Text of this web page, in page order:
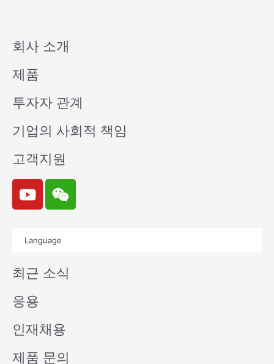
회사 소개
제품
투자자 관계
기업의 사회적 책임
고객지원
Y
o
u
e
W
e
i
n
Language
최근 소식
응용
인재채용
제품 문의